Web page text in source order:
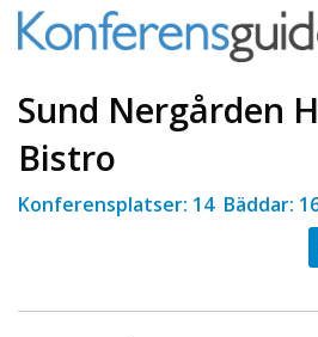
Sund Nergården
Bistro
Konferensplatser: 14 Bäddar: